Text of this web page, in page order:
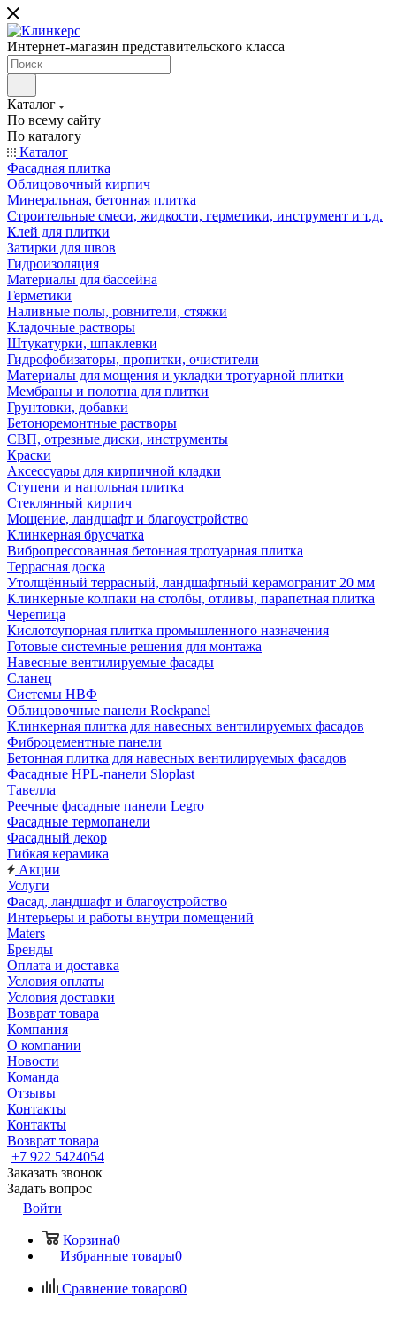
Интернет-магазин представительского класса
Каталог
По всему сайту
По каталогу
Каталог
Фасадная плитка
Облицовочный кирпич
Минеральная, бетонная плитка
Строительные смеси, жидкости, герметики, инструмент и т.д.
Клей для плитки
Затирки для швов
Гидроизоляция
Материалы для бассейна
Герметики
Наливные полы, ровнители, стяжки
Кладочные растворы
Штукатурки, шпаклевки
Гидрофобизаторы, пропитки, очистители
Материалы для мощения и укладки тротуарной плитки
Мембраны и полотна для плитки
Грунтовки, добавки
Бетоноремонтные растворы
СВП, отрезные диски, инструменты
Краски
Аксессуары для кирпичной кладки
Ступени и напольная плитка
Cтеклянный кирпич
Мощение, ландшафт и благоустройство
Клинкерная брусчатка
Вибропрессованная бетонная тротуарная плитка
Террасная доска
Утолщённый террасный, ландшафтный керамогранит 20 мм
Клинкерные колпаки на столбы, отливы, парапетная плитка
Черепица
Кислотоупорная плитка промышленного назначения
Готовые системные решения для монтажа
Навесные вентилируемые фасады
Сланец
Системы НВФ
Облицовочные панели Rockpanel
Клинкерная плитка для навесных вентилируемых фасадов
Фиброцементные панели
Бетонная плитка для навесных вентилируемых фасадов
Фасадные HPL-панели Sloplast
Тавелла
Реечные фасадные панели Legro
Фасадные термопанели
Фасадный декор
Гибкая керамика
Акции
Услуги
Фасад, ландшафт и благоустройство
Интерьеры и работы внутри помещений
Maters
Бренды
Оплата и доставка
Условия оплаты
Условия доставки
Возврат товара
Компания
О компании
Новости
Команда
Отзывы
Контакты
Контакты
Возврат товара
+7 922 5424054
Заказать звонок
Задать вопрос
Войти
Корзина0
Избранные товары0
Сравнение товаров0